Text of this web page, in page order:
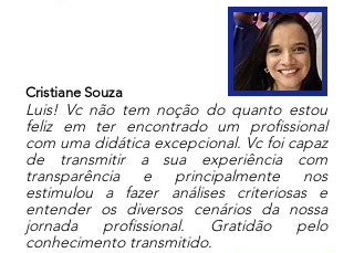
Cristiane Souza
Luis! Vc não tem noção do quanto estou
feliz em ter encontrado um profissional
com uma didática excepcional. Vc foi capaz
de transmitir a sua experiência com
transparência e principalmente nos
estimulou a fazer análises criteriosas e
entender os diversos cenários da nossa
jornada profissional. Gratidão pelo
conhecimento transmitido.